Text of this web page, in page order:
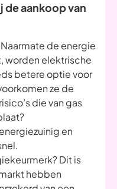
de aankoop van
de energie
worden elektrische
betere optie voor
ze de
die van gas
en
Dit is
hebben